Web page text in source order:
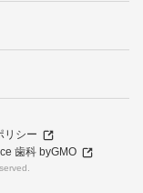
リシー
歯科 byGMO